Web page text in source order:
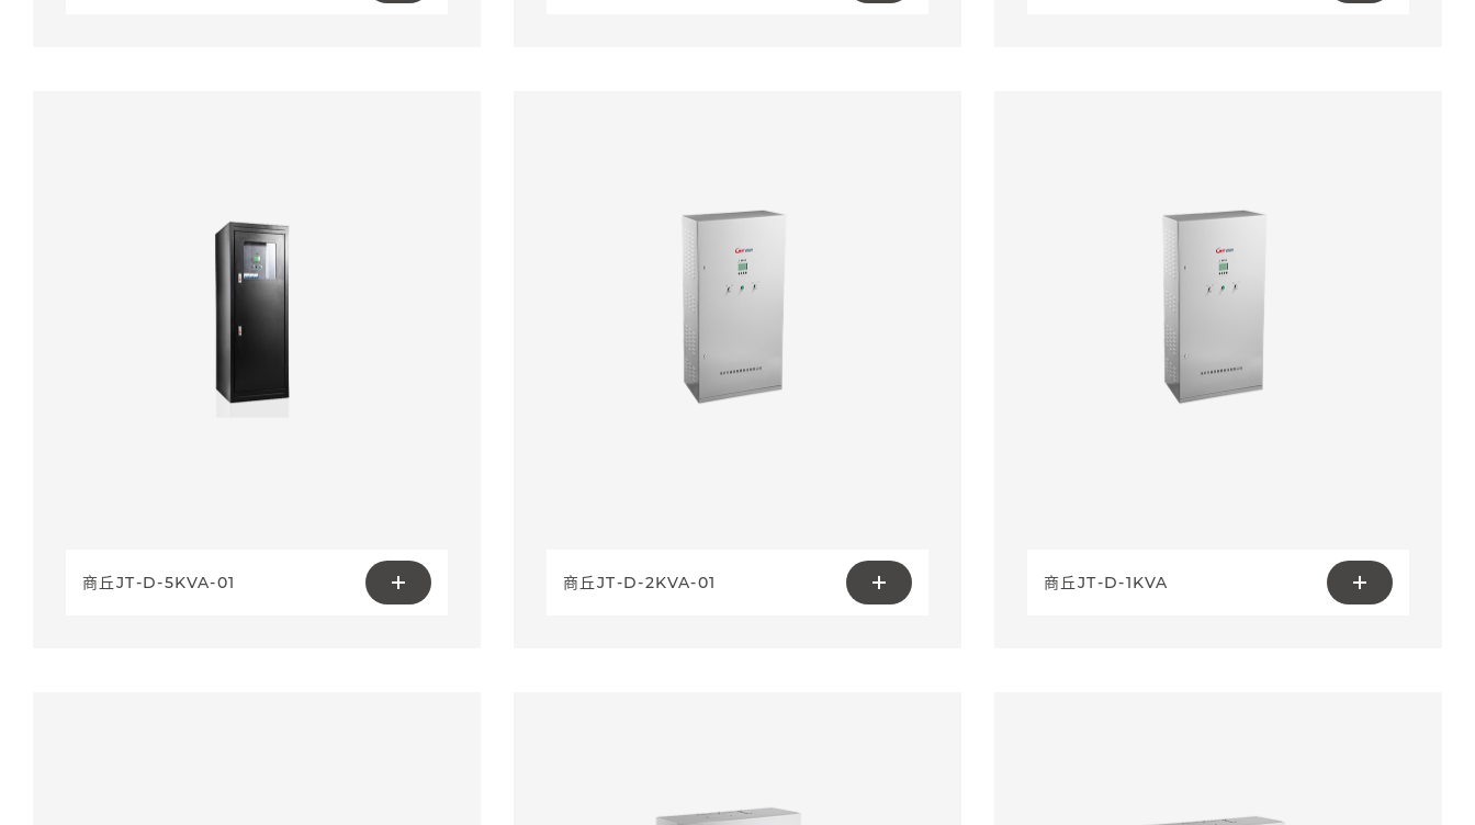
商丘JT-D-5KVA-01 商丘JT-D-2KVA-01 商丘JT-D-1KVA